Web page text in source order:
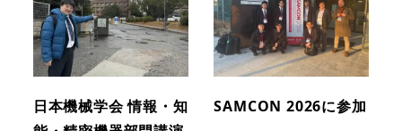
日本機械学会 情報・知
SAMCON 2026に参加